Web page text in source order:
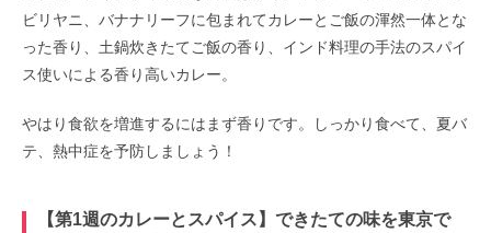
ビリヤニ、バナナリーフに包まれてカレーとご飯の渾然一体とな
った香り、土鍋炊きたてご飯の香り、インド料理の手法のスパイ
ス使いによる香り高いカレー。
やはり食欲を増進するにはまず香りです。しっかり食べて、夏バ
テ、熱中症を予防しましょう！
【第1週のカレーとスパイス】できたての味を東京で